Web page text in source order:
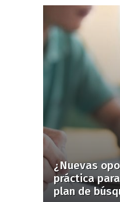
¿Nuevas
práctica
plan de